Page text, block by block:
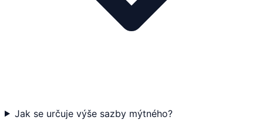
Jak se určuje výše sazby mýtného?